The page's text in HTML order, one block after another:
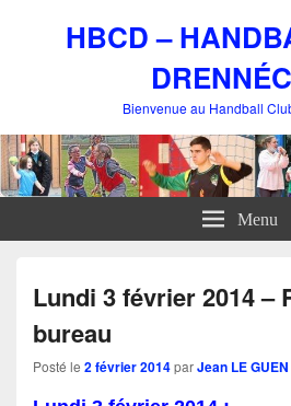
HBCD –
Bienvenue au Handball
Menu
Lundi 3 février 2014 –
bureau
Posté le 2 février 2014parJean LE GUEN